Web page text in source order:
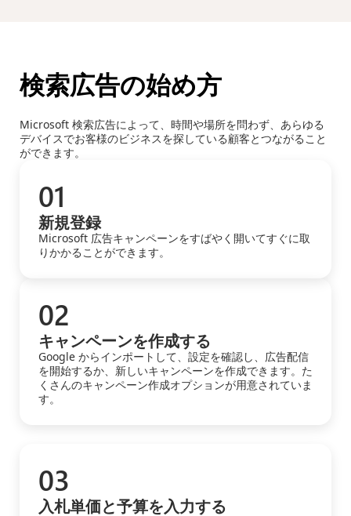
検索広告の始め方
Microsoft 検索広告によって、時間や場所を問わず、あらゆる
デバイスでお客様のビジネスを探している顧客とつながること
ができます。
01
新規登録
Microsoft 広告キャンペーンをすばやく開いてすぐに取
りかかることができます。
02
キャンペーンを作成する
Google からインポートして、設定を確認し、広告配信
を開始するか、新しいキャンペーンを作成できます。た
くさんのキャンペーン作成オプションが用意されていま
す。
03
入札単価と予算を入力する